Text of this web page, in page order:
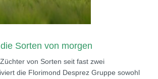
Sorten von morgen
von Sorten seit fast zwei
die Florimond Desprez Gruppe sowohl